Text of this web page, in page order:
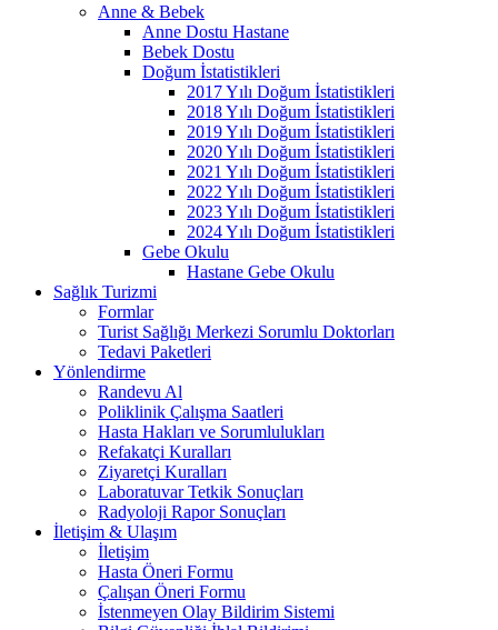
Anne & Bebek
Anne Dostu Hastane
Bebek Dostu
Doğum İstatistikleri
2017 Yılı Doğum İstatistikleri
2018 Yılı Doğum İstatistikleri
2019 Yılı Doğum İstatistikleri
2020 Yılı Doğum İstatistikleri
2021 Yılı Doğum İstatistikleri
2022 Yılı Doğum İstatistikleri
2023 Yılı Doğum İstatistikleri
2024 Yılı Doğum İstatistikleri
Gebe Okulu
Hastane Gebe Okulu
Sağlık Turizmi
Formlar
Turist Sağlığı Merkezi Sorumlu Doktorları
Tedavi Paketleri
Yönlendirme
Randevu Al
Poliklinik Çalışma Saatleri
Hasta Hakları ve Sorumlulukları
Refakatçi Kuralları
Ziyaretçi Kuralları
Laboratuvar Tetkik Sonuçları
Radyoloji Rapor Sonuçları
İletişim & Ulaşım
İletişim
Hasta Öneri Formu
Çalışan Öneri Formu
İstenmeyen Olay Bildirim Sistemi